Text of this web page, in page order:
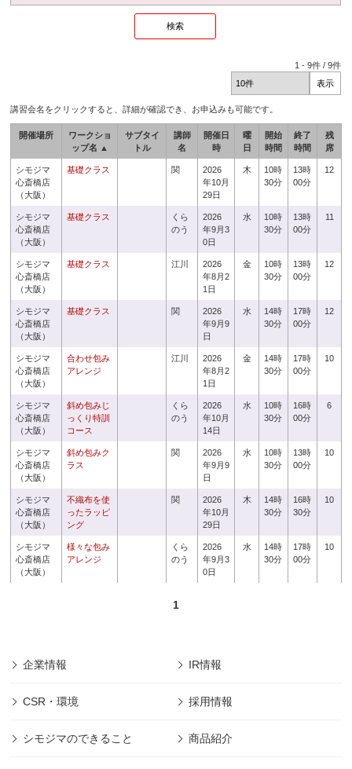
1 -9件 /9件
講習会名をクリックすると、詳細が確認でき、お申込みも可能です。
開催場所
ワークショ
ップ名 ▲
サブタイ
トル
講師
名
開催日
時
曜
日
開始
時間
終了
時間
残
席
シモジマ
心斎橋店
（大阪）
基礎クラス 関
2026
年10月
29日
木
10時
30分
13時
00分
12
シモジマ
心斎橋店
（大阪）
基礎クラス
くら
のう
2026
年9月3
0日
水
10時
30分
13時
00分
11
シモジマ
心斎橋店
（大阪）
基礎クラス 江川
2026
年8月2
1日
金
10時
30分
13時
00分
12
シモジマ
心斎橋店
（大阪）
基礎クラス 関
2026
年9月9
日
水
14時
30分
17時
00分
12
シモジマ
心斎橋店
（大阪）
合わせ包み
アレンジ
江川
2026
年8月2
1日
金
14時
30分
17時
00分
10
シモジマ
心斎橋店
（大阪）
斜め包みじ
っくり特訓
コース
くら
のう
2026
年10月
14日
水
10時
30分
16時
00分
6
シモジマ
心斎橋店
（大阪）
斜め包みク
ラス
関
2026
年9月9
日
水
10時
30分
13時
00分
10
シモジマ
心斎橋店
（大阪）
不織布を使
ったラッピ
ング
関
2026
年10月
29日
木
14時
30分
16時
30分
10
シモジマ
心斎橋店
（大阪）
様々な包み
アレンジ
くら
のう
2026
年9月3
0日
水
14時
30分
17時
00分
10
1
企業情報 IR情報
CSR・環境 採用情報
シモジマのできること 商品紹介